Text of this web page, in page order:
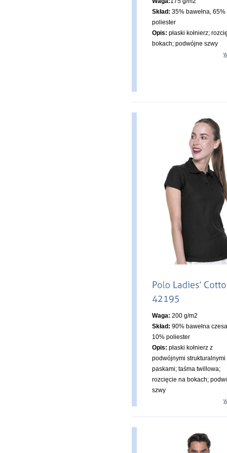
Skład: 35% bawełna, 65%
poliester
Opis: płaski kołnierz;
bokach; podwójne szwy
Waga: 200 g/m2
Skład: 90% bawełna
10% poliester
Opis: płaski kołnierz z
podwójnymi strukturalnymi
paskami; taśma twillowa;
rozcięcie na bokach;
szwy